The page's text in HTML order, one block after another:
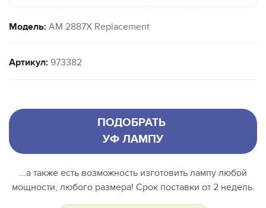
Модель: AM 2887X Replacement
Артикул: 973382
ПОДОБРАТЬ
УФ ЛАМПУ
...а также есть возможность изготовить лампу любой
мощности, любого размера! Срок поставки от 2 недель.